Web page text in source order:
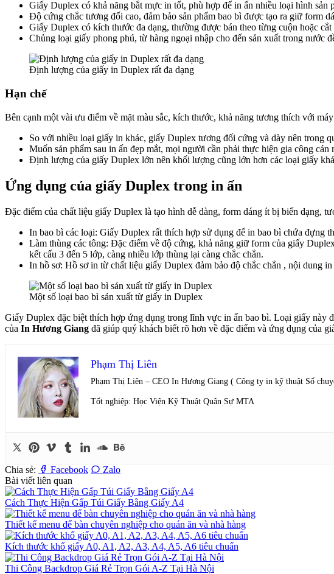
Giấy Duplex có khả năng bắt mực in tốt, phù hợp để in ấn nhiều loại hình sản
Độ cứng chắc tương đối cao, đảm bảo sản phẩm bao bì được tạo ra giữ form
Giấy Duplex có kích thước đa dạng, thường được bán theo từng cuộn hoặc cắt
Chủng loại giấy phong phú, từ hàng ngoại nhập cho đến sản xuất trong nước
Định lượng của giấy in Duplex rất đa dạng
Hạn chế
Bên cạnh một vài ưu điểm về mặt màu sắc, kích thước, khả năng tương thích với
So với nhiều loại giấy in khác, giấy Duplex tương đối cứng và dày nên trong
Muốn sản phẩm sau in ấn đẹp mắt, mọi người cần phải thực hiện gia công cán
Định lượng của giấy Duplex lớn nên khối lượng cũng lớn hơn các loại giấy
Ứng dụng của giấy Duplex trong in ấn
Đặc điểm của chất liệu giấy Duplex là tạo hình dễ dàng, form dáng ít bị biến dạng,
In bao bì các loại: Giấy Duplex rất thích hợp sử dụng để in bao bì chứa đựng
Làm thùng các tông: Đặc điểm về độ cứng, khả năng giữ form của giấy
kết cấu 3 đến 5 lớp, càng nhiều lớp thùng lại càng chắc chắn.
In hồ sơ: Hồ sơ in từ chất liệu giấy Duplex đảm bảo độ chắc chắn , nội dung in
Một số loại bao bì sản xuất từ giấy in Duplex
Giấy Duplex đặc biệt thích hợp ứng dụng trong lĩnh vực in ấn bao bì. Loại giấy này
của In Hương Giang đã giúp quý khách biết rõ hơn về đặc điểm và ứng dụng của
Phạm Thị Liên
Phạm Thị Liên – CEO In Hương Giang ( Công ty in kỹ thuật Số
Tốt nghiệp: Học Viện Kỹ Thuật Quân Sự MTA
Chia sẻ: Facebook
Zalo
Bài viết liên quan
Cách Thực Hiện Gấp Túi Giấy Bằng Giấy A4
Thiết kế menu để bàn chuyên nghiệp cho quán ăn và nhà hàng
Kích thước khổ giấy A0, A1, A2, A3, A4, A5, A6 tiêu chuẩn
Thi Công Backdrop Giá Rẻ Trọn Gói A-Z Tại Hà Nội